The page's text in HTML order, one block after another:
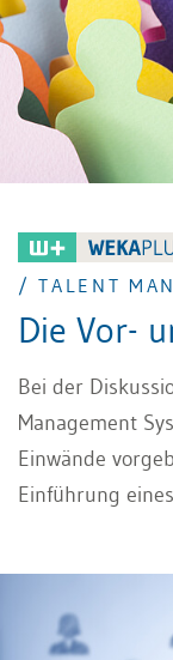
/ TALENT
Die Vor-
Bei der
Management
Einwände
Einführung